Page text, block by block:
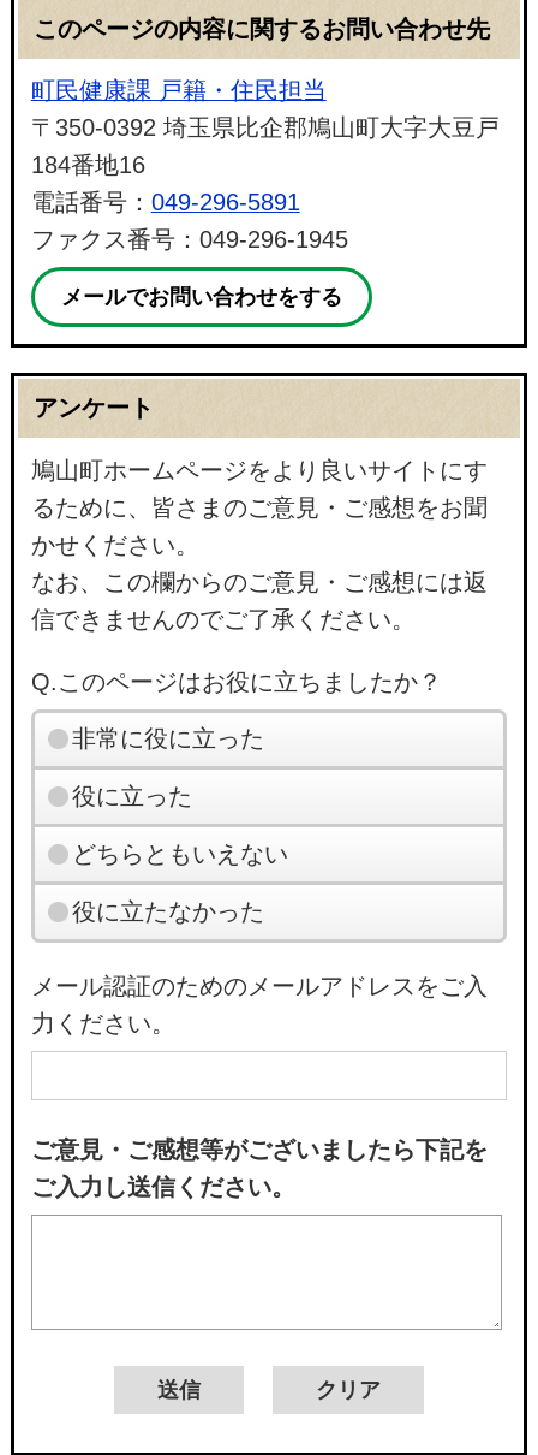
このページの内容に関するお問い合わせ先
町民健康課 戸籍・住民担当
〒350-0392 埼玉県比企郡鳩山町大字大豆戸
184番地16
電話番号： 049-296-5891
ファクス番号：049-296-1945
メールでお問い合わせをする
アンケート
鳩山町ホームページをより良いサイトにす
るために、皆さまのご意見・ご感想をお聞
かせください。
なお、この欄からのご意見・ご感想には返
信できませんのでご了承ください。
Q.このページはお役に立ちましたか？
非常に役に立った
役に立った
どちらともいえない
役に立たなかった
メール認証のためのメールアドレスをご入
力ください。
ご意見・ご感想等がございましたら下記を
ご入力し送信ください。